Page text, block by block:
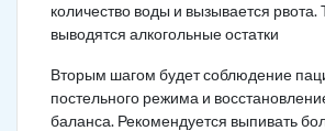
количество воды и вызывается
выводятся алкогольные остатки
Вторым шагом будет соблюдение
постельного режима и
баланса. Рекомендуется выпивать